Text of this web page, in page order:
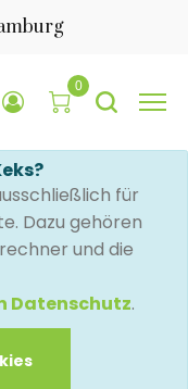
0
für
Dazu gehören
und die
Datenschutz.